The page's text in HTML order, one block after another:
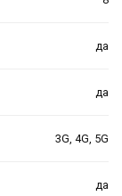
да
да
3G, 4G, 5G
да